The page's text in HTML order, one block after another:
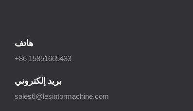
هاتف
+86 15851665433
بريد إلكتروني
sales6@lesintormachine.com